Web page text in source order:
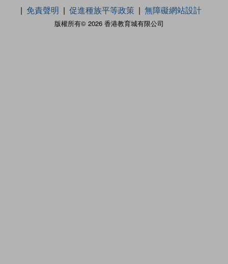
版權所有© 2026 香港教育城有限公司
免責聲明
促進種族平等政策 無障礙網站設計